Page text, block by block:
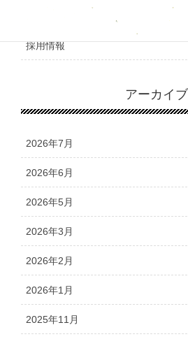
採用情報
アーカイブ
2026年7月
2026年6月
2026年5月
2026年3月
2026年2月
2026年1月
2025年11月